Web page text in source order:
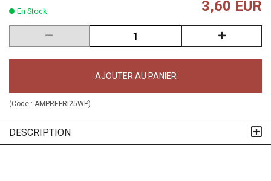
En Stock 3,60 EUR
AJOUTER AU PANIER
(Code : AMPREFRI25WP)
DESCRIPTION